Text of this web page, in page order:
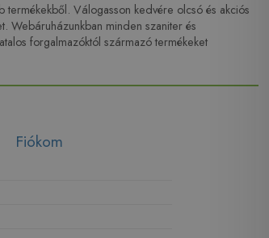
termékekből. Válogasson kedvére olcsó és akciós
Webáruházunkban minden szaniter és
forgalmazóktól származó termékeket
Fiókom